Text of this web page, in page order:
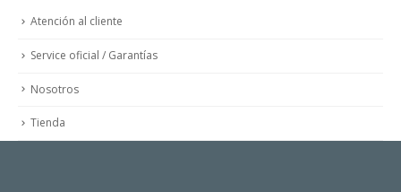
Atención al cliente
Service oficial / Garantías
Nosotros
Tienda